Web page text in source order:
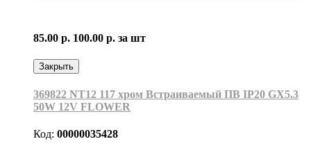
85.00 р. 100.00 р. за шт
Закрыть
369822 NT12 117 хром Встраиваемый ПВ IP20 GX5.3
50W 12V FLOWER
Код: 00000035428